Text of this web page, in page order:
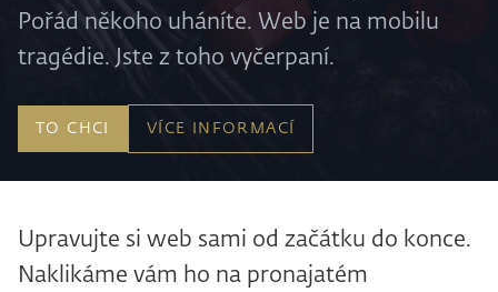
Pořád někoho uháníte. Web je na mobilu
tragédie. Jste z toho vyčerpaní.
TO CHCI VÍCE INFORMACÍ
Upravujte si web sami od začátku do konce.
Naklikáme vám ho na pronajatém